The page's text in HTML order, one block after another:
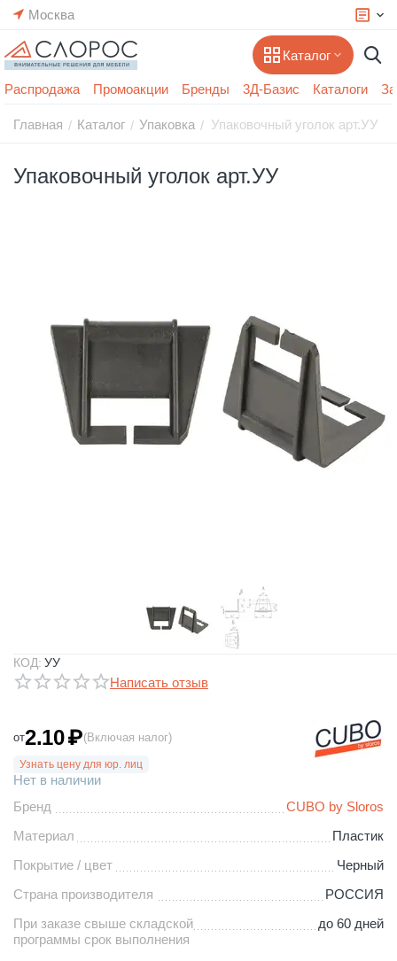
Москва
Каталог
Распродажа Промоакции Бренды 3Д-Базис Каталоги
Главная / Каталог / Упаковка / Упаковочный уголок арт.УУ
Упаковочный уголок арт.УУ
КОД: УУ
Написать отзыв
от2.10₽(Включая налог)
Узнать цену для юр. лиц
Нет в наличии
Бренд
CUBO by Sloros
Материал
Пластик
Покрытие / цвет
Черный
Страна производителя
РОССИЯ
При заказе свыше складской
программы срок выполнения
до 60 дней